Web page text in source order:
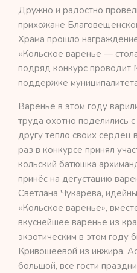
Дружно и радостно
прихожане
Храма прошло
«Кольское варенье —
подряд конкурс проводит
поддержке
Варенье в этом году
труда охотно поделились
другу тепло своих
раз в конкурсе принял
кольский батюшка
принёс на дегустацию
Светлана Чукарева,
«Кольское варенье»,
вкуснейшее варенье из
экзотическим в этом году
Кривошеевой из инжира.
большой, все гости